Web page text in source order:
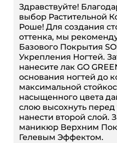
Здравствуйте!
выбор Растительной
Роше! Для создания
оттенка, мы
Базового Покрытия
Укрепления Ногтей.
нанесите лак GO
основания ногтей до
максимальной
насыщенного цвета
слою высохнуть перед
нанести второй слой.
маникюр Верхним
Гелевым Эффектом.